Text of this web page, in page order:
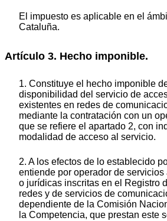
El impuesto es aplicable en el
Cataluña.
Artículo 3. Hecho imponible.
1. Constituye el hecho imponible
disponibilidad del servicio de
existentes en redes de
mediante la contratación con un
que se refiere el apartado 2, con
modalidad de acceso al servicio.
2. A los efectos de lo establecido
entiende por operador de
o jurídicas inscritas en el Registro
redes y de servicios de
dependiente de la Comisión
la Competencia, que prestan este